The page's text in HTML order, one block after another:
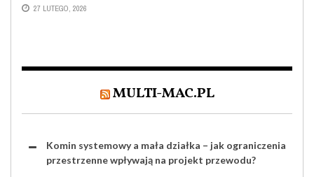
MAJĄTEK?
27 LUTEGO, 2026
MULTI-MAC.PL
Komin systemowy a mała działka – jak ograniczenia
przestrzenne wpływają na projekt przewodu?